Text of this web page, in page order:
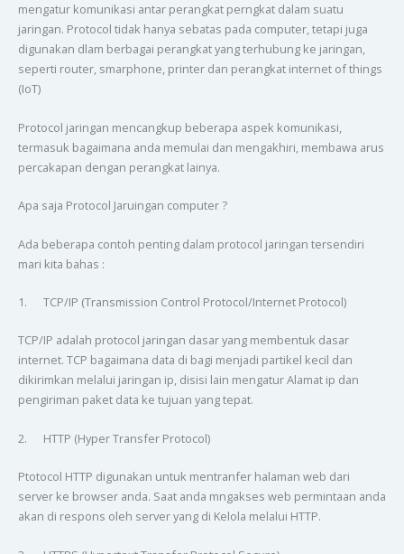
mengatur komunikasi antar perangkat perngkat dalam suatu
jaringan. Protocol tidak hanya sebatas pada computer, tetapi juga
digunakan dlam berbagai perangkat yang terhubung ke jaringan,
seperti router, smarphone, printer dan perangkat internet of things
(IoT)
Protocol jaringan mencangkup beberapa aspek komunikasi,
termasuk bagaimana anda memulai dan mengakhiri, membawa arus
percakapan dengan perangkat lainya.
Apa saja Protocol Jaruingan computer ?
Ada beberapa contoh penting dalam protocol jaringan tersendiri
mari kita bahas :
1. TCP/IP (Transmission Control Protocol/Internet Protocol)
TCP/IP adalah protocol jaringan dasar yang membentuk dasar
internet. TCP bagaimana data di bagi menjadi partikel kecil dan
dikirimkan melalui jaringan ip, disisi lain mengatur Alamat ip dan
pengiriman paket data ke tujuan yang tepat.
2. HTTP (Hyper Transfer Protocol)
Ptotocol HTTP digunakan untuk mentranfer halaman web dari
server ke browser anda. Saat anda mngakses web permintaan anda
akan di respons oleh server yang di Kelola melalui HTTP.